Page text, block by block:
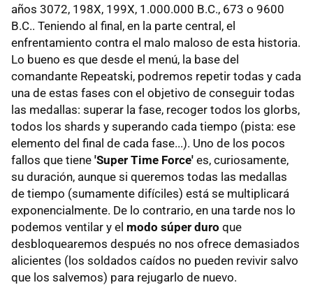
años 3072, 198X, 199X, 1.000.000 B.C., 673 o 9600
B.C.. Teniendo al final, en la parte central, el
enfrentamiento contra el malo maloso de esta historia.
Lo bueno es que desde el menú, la base del
comandante Repeatski, podremos repetir todas y cada
una de estas fases con el objetivo de conseguir todas
las medallas: superar la fase, recoger todos los glorbs,
todos los shards y superando cada tiempo (pista: ese
elemento del final de cada fase...). Uno de los pocos
fallos que tiene 'Super Time Force' es, curiosamente,
su duración, aunque si queremos todas las medallas
de tiempo (sumamente difíciles) está se multiplicará
exponencialmente. De lo contrario, en una tarde nos lo
podemos ventilar y el modo súper duro que
desbloquearemos después no nos ofrece demasiados
alicientes (los soldados caídos no pueden revivir salvo
que los salvemos) para rejugarlo de nuevo.